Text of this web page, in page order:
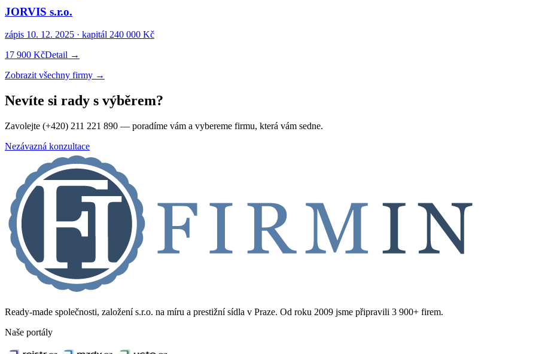
JORVIS s.r.o.
zápis 10. 12. 2025 · kapitál 240 000 Kč
17 900 KčDetail →
Zobrazit všechny firmy →
Nevíte si rady s výběrem?
Zavolejte (+420) 211 221 890 — poradíme vám a vybereme firmu, která vám sedne.
Nezávazná konzultace
Ready-made společnosti, založení s.r.o. na míru a prestižní sídla v Praze. Od roku 2009 jsme připravili 3 900+ firem.
Naše portály